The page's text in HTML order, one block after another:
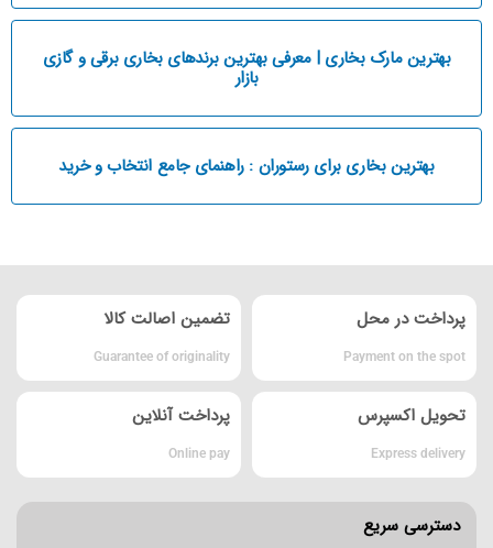
بهترین مارک بخاری | معرفی بهترین برندهای بخاری برقی و گازی
بازار
بهترین بخاری برای رستوران : راهنمای جامع انتخاب و خرید
پرداخت در محل
Payment on the spot
تضمین اصالت کالا
Guarantee of originality
تحویل اکسپرس
Express delivery
پرداخت آنلاین
Online pay
دسترسی سریع